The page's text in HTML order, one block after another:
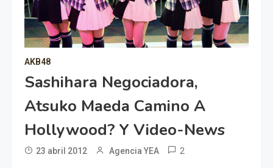
AKB48
Sashihara Negociadora,
Atsuko Maeda Camino A
Hollywood? Y Video-News
23 abril 2012 Agencia YEA 2